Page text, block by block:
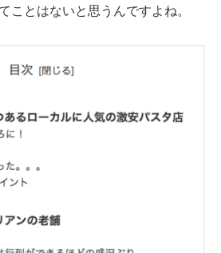
ことはないと思うんですよね。